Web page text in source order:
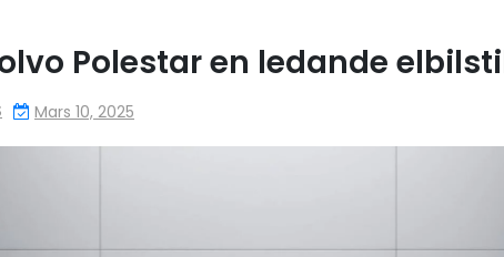
Polestar en ledande
Mars 10, 2025